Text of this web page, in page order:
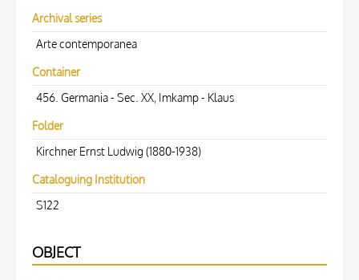
Archival series
Arte contemporanea
Container
456. Germania - Sec. XX, Imkamp - Klaus
Folder
Kirchner Ernst Ludwig (1880-1938)
Cataloguing Institution
S122
OBJECT